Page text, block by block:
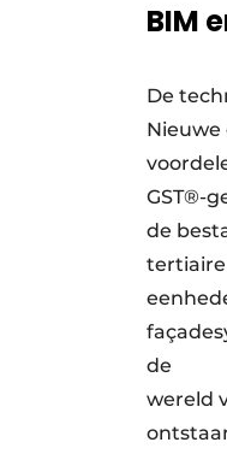
BIM
De
GST®-
de
tertiaire
de
wereld